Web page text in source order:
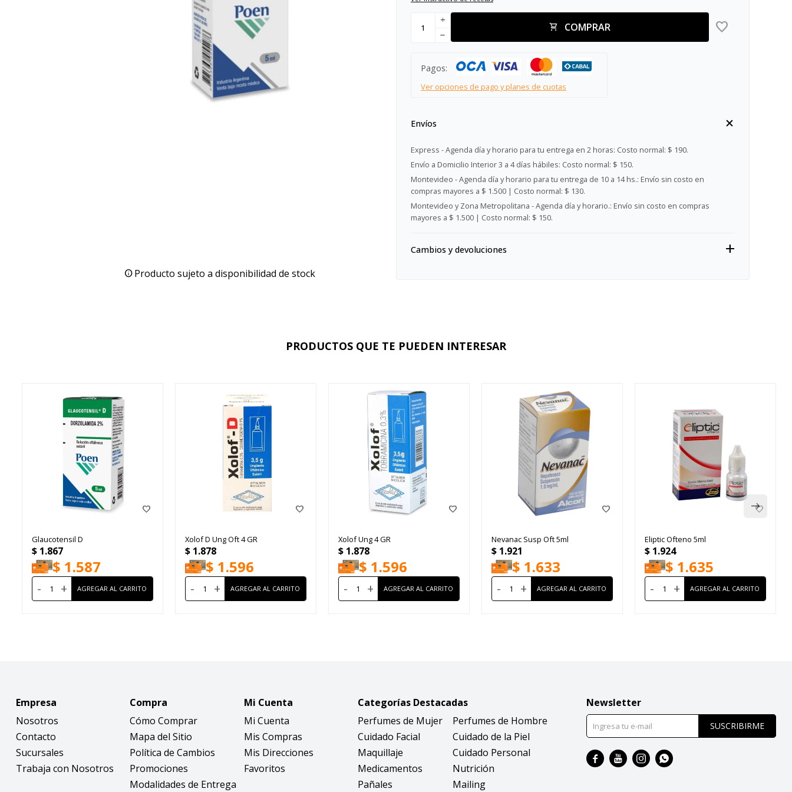
Producto sujeto a disponibilidad de stock
COMPRAR
add
remove
Pagos:
Ver opciones de pago y planes de cuotas
Envíos
Express - Agenda día y horario para tu entrega en 2 horas: Costo normal: $ 190.
Envío a Domicilio Interior 3 a 4 días hábiles: Costo normal: $ 150.
Montevideo - Agenda día y horario para tu entrega de 10 a 14 hs.: Envío sin costo en
compras mayores a $ 1.500 | Costo normal: $ 130.
Montevideo y Zona Metropolitana - Agenda día y horario.: Envío sin costo en compras
mayores a $ 1.500 | Costo normal: $ 150.
Cambios y devoluciones
PRODUCTOS QUE TE PUEDEN INTERESAR
Glaucotensil D
$ 1.867
$ 1.587
- +
Xolof D Ung Oft 4 GR
$ 1.878
$ 1.596
- +
Xolof Ung 4 GR
$ 1.878
$ 1.596
- +
Nevanac Susp Oft 5ml
$ 1.921
$ 1.633
- +
Eliptic Ofteno 5ml
$ 1.924
$ 1.635
- +
Empresa
Nosotros
Contacto
Sucursales
Trabaja con Nosotros
Compra
Cómo Comprar
Mapa del Sitio
Política de Cambios
Promociones
Modalidades de Entrega
Mi Cuenta
Mi Cuenta
Mis Compras
Mis Direcciones
Favoritos
Categorías Destacadas
Perfumes de Mujer
Perfumes de Hombre
Cuidado Facial
Cuidado de la Piel
Maquillaje
Cuidado Personal
Medicamentos
Nutrición
Pañales
Mailing
Newsletter
SUSCRIBIRME
   